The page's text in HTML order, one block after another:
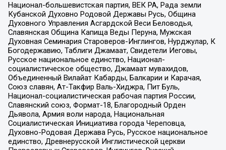
Национал-большевистская партия, ВЕК РА, Рада земли
Кубанской Духовно Родовой Державы Русь, Община
Духовного Управления Асгардской Веси Беловодья,
Славянская Община Капища Веды Перуна, Мужская
Духовная Семинария Староверов-Инглингов, Нурджулар, К
Богодержавию, Таблиги Джамаат, Свидетели Иеговы,
Русское национальное единство, Национал-
социалистическое общество, Джамаат мувахидов,
Объединенный Вилайат Кабарды, Балкарии и Карачая,
Союз славян, Ат-Такфир Валь-Хиджра, Пит Буль,
Национал-социалистическая рабочая партия России,
Славянский союз, Формат-18, Благородный Орден
Дьявола, Армия воли народа, Национальная
Социалистическая Инициатива города Череповца,
Духовно-Родовая Держава Русь, Русское национальное
единство, Древнерусской Инглистической церкви